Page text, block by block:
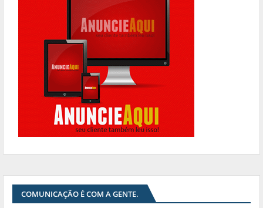
COMUNICAÇÃO É COM A GENTE.